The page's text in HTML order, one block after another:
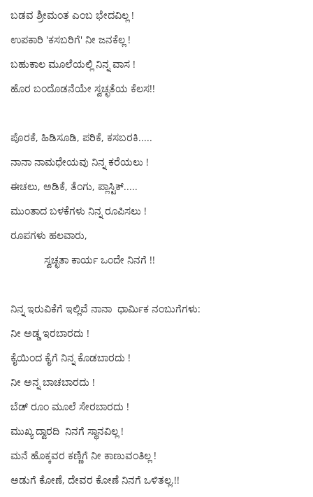
ಬಡವ ಶ್ರೀಮಂತ ಎಂಬ ಭೇದವಿಲ್ಲ !
ಉಪಕಾರಿ 'ಕಸಬರಿಗೆ' ನೀ ಜನಕೆಲ್ಲ !
ಬಹುಕಾಲ ಮೂಲೆಯಲ್ಲಿ ನಿನ್ನ ವಾಸ !
ಹೊರ ಬಂದೊಡನೆಯೇ ಸ್ವಚ್ಛತೆಯ ಕೆಲಸ!!
ಪೊರಕೆ, ಹಿಡಿಸೂಡಿ, ಪರಿಕೆ, ಕಸಬರಕಿ.....
ನಾನಾ ನಾಮಧೇಯವು ನಿನ್ನ ಕರೆಯಲು !
ಈಚಲು, ಅಡಿಕೆ, ತೆಂಗು, ಪ್ಲಾಸ್ಟಿಕ್.....
ಮುಂತಾದ ಬಳಕೆಗಳು ನಿನ್ನ ರೂಪಿಸಲು !
ರೂಪಗಳು ಹಲವಾರು,
ಸ್ವಚ್ಛತಾ ಕಾರ್ಯ ಒಂದೇ ನಿನಗೆ !!
ನಿನ್ನ ಇರುವಿಕೆಗೆ ಇಲ್ಲಿವೆ ನಾನಾ ಧಾರ್ಮಿಕ ನಂಬುಗೆಗಳು:
ನೀ ಅಡ್ಡ ಇರಬಾರದು !
ಕೈಯಿಂದ ಕೈಗೆ ನಿನ್ನ ಕೊಡಬಾರದು !
ನೀ ಅನ್ನ ಬಾಚಬಾರದು !
ಬೆಡ್ ರೂಂ ಮೂಲೆ ಸೇರಬಾರದು !
ಮುಖ್ಯ ದ್ವಾರದಿ ನಿನಗೆ ಸ್ಥಾನವಿಲ್ಲ !
ಮನೆ ಹೊಕ್ಕವರ ಕಣ್ಣಿಗೆ ನೀ ಕಾಣುವಂತಿಲ್ಲ !
ಅಡುಗೆ ಕೋಣೆ, ದೇವರ ಕೋಣೆ ನಿನಗೆ ಒಳಿತಲ್ಲ.!!